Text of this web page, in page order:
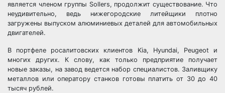
является членом группы Sollers, продолжит существование. Что
неудивительно, ведь нижегородские литейщики плотно
загружены выпуском алюминиевых деталей для автомобильных
двигателей.
В портфеле росалитовских клиентов Kia, Hyundai, Peugeot и
многих других. К слову, как только предприятие получает
новые заказы, на завод ведется набор специалистов. Заливщику
металлов или оператору станков готовы платить от 30 до 40
тысяч рублей.